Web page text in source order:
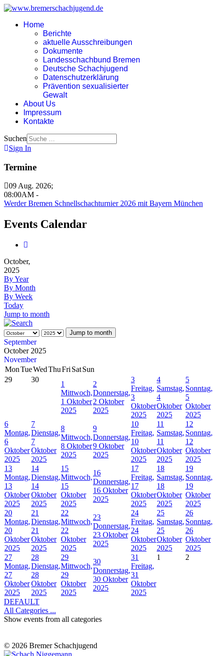
Home
Berichte
aktuelle Ausschreibungen
Dokumente
Landesschachbund Bremen
Deutsche Schachjugend
Datenschutzerklärung
Prävention sexualisierter
Gewalt
About Us
Impressum
Kontakte
Suchen
Sign In
Termine
09 Aug. 2026;
08:00AM -
Werder Bremen Schnellschachturnier 2026 mit Bayern München
Events Calendar
October,
2025
By Year
By Month
By Week
Today
Jump to month
Jump to month
September
October 2025
November
MonTueWedThuFri SatSun
29
30
1
Mittwoch,
1 Oktober
2025
2
Donnerstag,
2 Oktober
2025
3
Freitag,
3
Oktober
2025
4
Samstag,
4
Oktober
2025
5
Sonntag,
5
Oktober
2025
6
Montag,
6
Oktober
2025
7
Dienstag,
7
Oktober
2025
8
Mittwoch,
8 Oktober
2025
9
Donnerstag,
9 Oktober
2025
10
Freitag,
10
Oktober
2025
11
Samstag,
11
Oktober
2025
12
Sonntag,
12
Oktober
2025
13
Montag,
13
Oktober
2025
14
Dienstag,
14
Oktober
2025
15
Mittwoch,
15
Oktober
2025
16
Donnerstag,
16 Oktober
2025
17
Freitag,
17
Oktober
2025
18
Samstag,
18
Oktober
2025
19
Sonntag,
19
Oktober
2025
20
Montag,
20
Oktober
2025
21
Dienstag,
21
Oktober
2025
22
Mittwoch,
22
Oktober
2025
23
Donnerstag,
23 Oktober
2025
24
Freitag,
24
Oktober
2025
25
Samstag,
25
Oktober
2025
26
Sonntag,
26
Oktober
2025
27
Montag,
27
Oktober
2025
28
Dienstag,
28
Oktober
2025
29
Mittwoch,
29
Oktober
2025
30
Donnerstag,
30 Oktober
2025
31
Freitag,
31
Oktober
2025
1 2
DEFAULT
All Categories ...
Show events from all categories
© 2026 Bremer Schachjugend